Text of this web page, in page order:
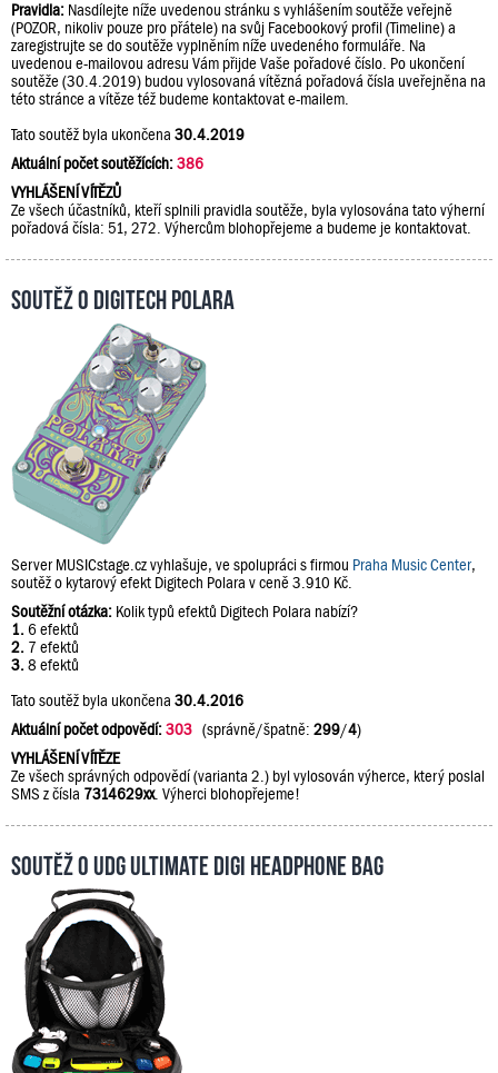
Pravidla: Nasdílejte níže uvedenou stránku s vyhlášením soutěže veřejně
(POZOR, nikoliv pouze pro přátele) na svůj Facebookový profil (Timeline) a
zaregistrujte se do soutěže vyplněním níže uvedeného formuláře. Na
uvedenou e-mailovou adresu Vám přijde Vaše pořadové číslo. Po ukončení
soutěže (30.4.2019) budou vylosovaná vítězná pořadová čísla uveřejněna na
této stránce a vítěze též budeme kontaktovat e-mailem.
Tato soutěž byla ukončena 30.4.2019
Aktuální počet soutěžících:386
VYHLÁŠENÍ VÍTĚZŮ
Ze všech účastníků, kteří splnili pravidla soutěže, byla vylosována tato výherní
pořadová čísla: 51, 272. Výhercům blohopřejeme a budeme je kontaktovat.
Soutěž o Digitech Polara
Server MUSICstage.cz vyhlašuje, ve spolupráci s firmou Praha Music Center,
soutěž o kytarový efekt Digitech Polara v ceně 3.910 Kč.
Soutěžní otázka: Kolik typů efektů Digitech Polara nabízí?
1. 6 efektů
2. 7 efektů
3. 8 efektů
Tato soutěž byla ukončena 30.4.2016
Aktuální počet odpovědí:303 (správně/špatně: 299/4)
VYHLÁŠENÍ VÍTĚZE
Ze všech správných odpovědí (varianta 2.) byl vylosován výherce, který poslal
SMS z čísla 7314629xx. Výherci blohopřejeme!
Soutěž o UDG Ultimate DIGI Headphone Bag